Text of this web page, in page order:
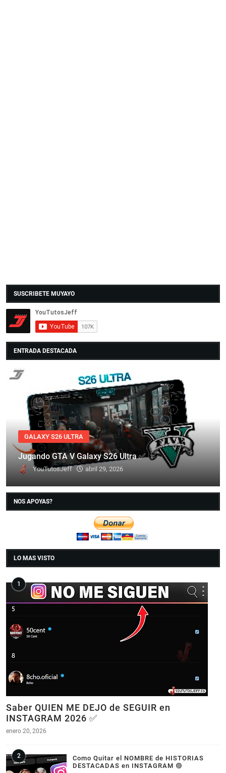
SUSCRIBETE MUYAYO
ENTRADA DESTACADA
GALAXY S26 ULTRA
Jugando GTA V Galaxy S26 Ultra ✅
YouTutosJeff abril 29, 2026
NOS APOYAS?
LO MAS VISTO
Saber QUIEN ME DEJO de SEGUIR en
INSTAGRAM 2026 ✅
enero 20, 2026
Como Quitar el NOMBRE de HISTORIAS
DESTACADAS en INSTAGRAM 🟣